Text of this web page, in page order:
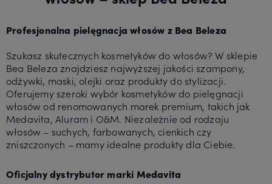
Profesjonalna pielęgnacja włosów z Bea Beleza
Szukasz skutecznych kosmetyków do włosów? W sklepie
Bea Beleza znajdziesz najwyższej jakości szampony,
odżywki, maski, olejki oraz produkty do stylizacji.
Oferujemy szeroki wybór kosmetyków do pielęgnacji
włosów od renomowanych marek premium, takich jak
Medavita, Aluram i O&M. Niezależnie od rodzaju
włosów – suchych, farbowanych, cienkich czy
zniszczonych – mamy idealne produkty dla Ciebie.
Oficjalny dystrybutor marki Medavita